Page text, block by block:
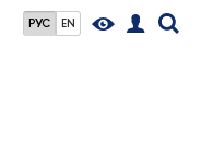
РУС EN